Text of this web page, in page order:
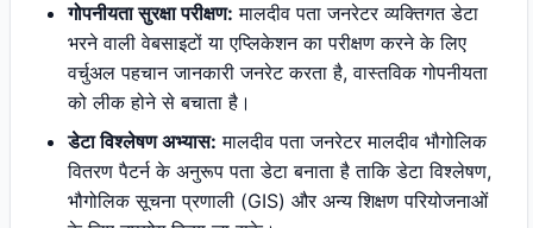
गोपनीयता सुरक्षा परीक्षण: मालदीव पता जनरेटर व्यक्तिगत डेटा
भरने वाली वेबसाइटों या एप्लिकेशन का परीक्षण करने के लिए
वर्चुअल पहचान जानकारी जनरेट करता है, वास्तविक गोपनीयता
को लीक होने से बचाता है।
डेटा विश्लेषण अभ्यास: मालदीव पता जनरेटर मालदीव भौगोलिक
वितरण पैटर्न के अनुरूप पता डेटा बनाता है ताकि डेटा विश्लेषण,
भौगोलिक सूचना प्रणाली (GIS) और अन्य शिक्षण परियोजनाओं